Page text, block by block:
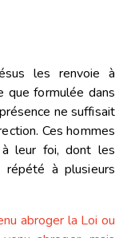
les renvoie à
que formulée dans
ne suffisait
Ces hommes
leur foi, dont les
répété à plusieurs
abroger la Loi ou